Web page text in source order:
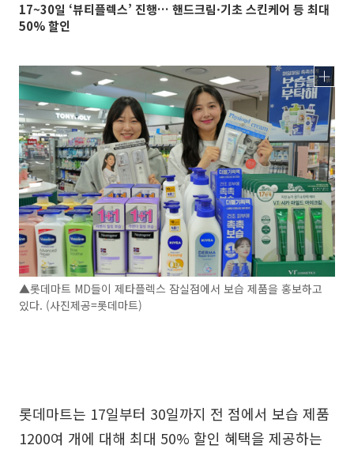
17~30일 ‘뷰티플렉스’ 진행… 핸드크림·기초 스킨케어 등 최대
50% 할인
▲롯데마트 MD들이 제타플렉스 잠실점에서 보습 제품을 홍보하고
있다. (사진제공=롯데마트)
롯데마트는 17일부터 30일까지 전 점에서 보습 제품
1200여 개에 대해 최대 50% 할인 혜택을 제공하는